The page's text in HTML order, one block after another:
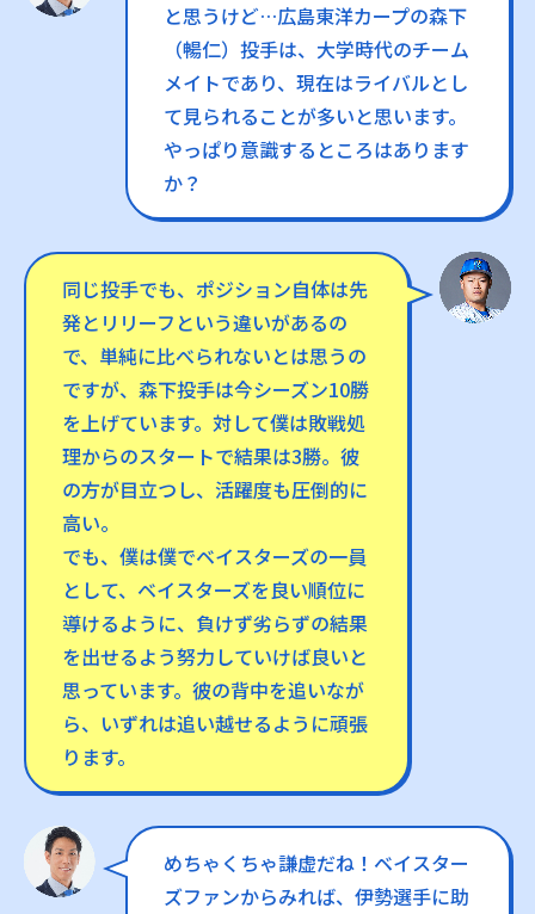
と思うけど…広島東洋カープの森下
（暢仁）投手は、大学時代のチーム
メイトであり、現在はライバルとし
て見られることが多いと思います。
やっぱり意識するところはあります
か？
同じ投手でも、ポジション自体は先
発とリリーフという違いがあるの
で、単純に比べられないとは思うの
ですが、森下投手は今シーズン10勝
を上げています。対して僕は敗戦処
理からのスタートで結果は3勝。彼
の方が目立つし、活躍度も圧倒的に
高い。
でも、僕は僕でベイスターズの一員
として、ベイスターズを良い順位に
導けるように、負けず劣らずの結果
を出せるよう努力していけば良いと
思っています。彼の背中を追いなが
ら、いずれは追い越せるように頑張
ります。
めちゃくちゃ謙虚だね！ベイスター
ズファンからみれば、伊勢選手に助